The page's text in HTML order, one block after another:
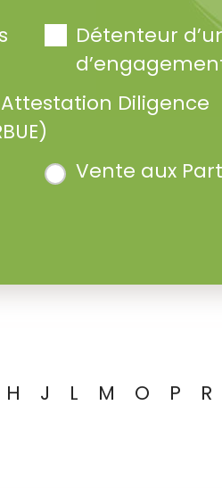
Détenteur
Diligence
Vente aux
H J L M O P R